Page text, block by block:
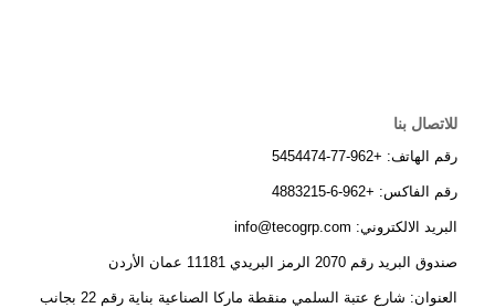
للاتصال بنا
رقم الهاتف: +962-77-5454474
رقم الفاكس: +962-6-4883215
البريد الالكتروني: info@tecogrp.com
صندوق البريد رقم 2070 الرمز البريدي 11181 عمان الأردن
العنوان: شارع عتبة السلمي منقطة ماركا الصناعية بناية رقم 22 بجانب